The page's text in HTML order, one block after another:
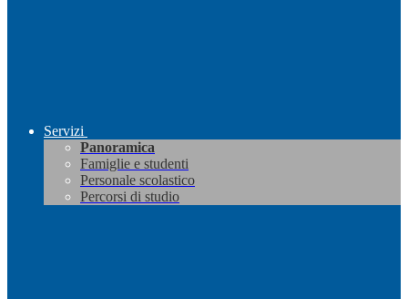
Servizi
Panoramica
Famiglie e studenti
Personale scolastico
Percorsi di studio